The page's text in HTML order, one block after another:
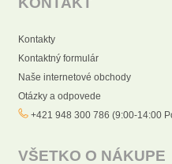
Kontakty
Kontaktný formulár
Naše internetové obchody
Otázky a odpovede
+421 948 300 786 (9:00-14:00
VŠETKO O NÁKUPE